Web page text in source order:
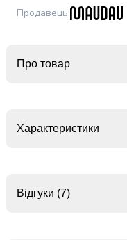
Кухонна
сіль
Желе
Продавець:
Про товар
Характеристики
Відгуки (7)